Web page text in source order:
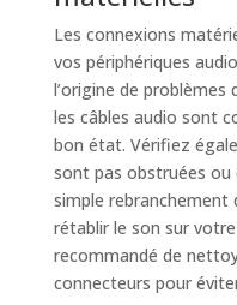
Les connexions
vos périphériques
l’origine de problèmes
les câbles audio sont
bon état. Vérifiez
sont pas obstruées ou
simple rebranchement
rétablir le son sur
recommandé de
connecteurs pour